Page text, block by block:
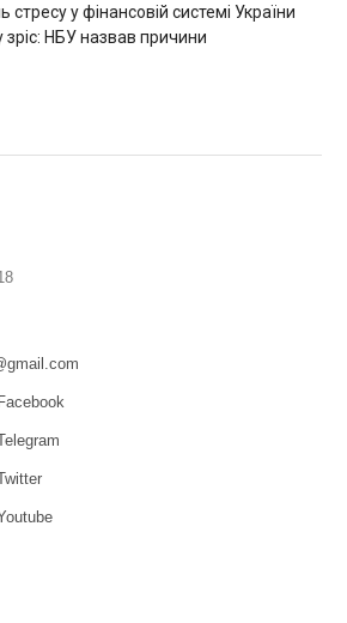
стресу у фінансовій системі України
зріс: НБУ назвав причини